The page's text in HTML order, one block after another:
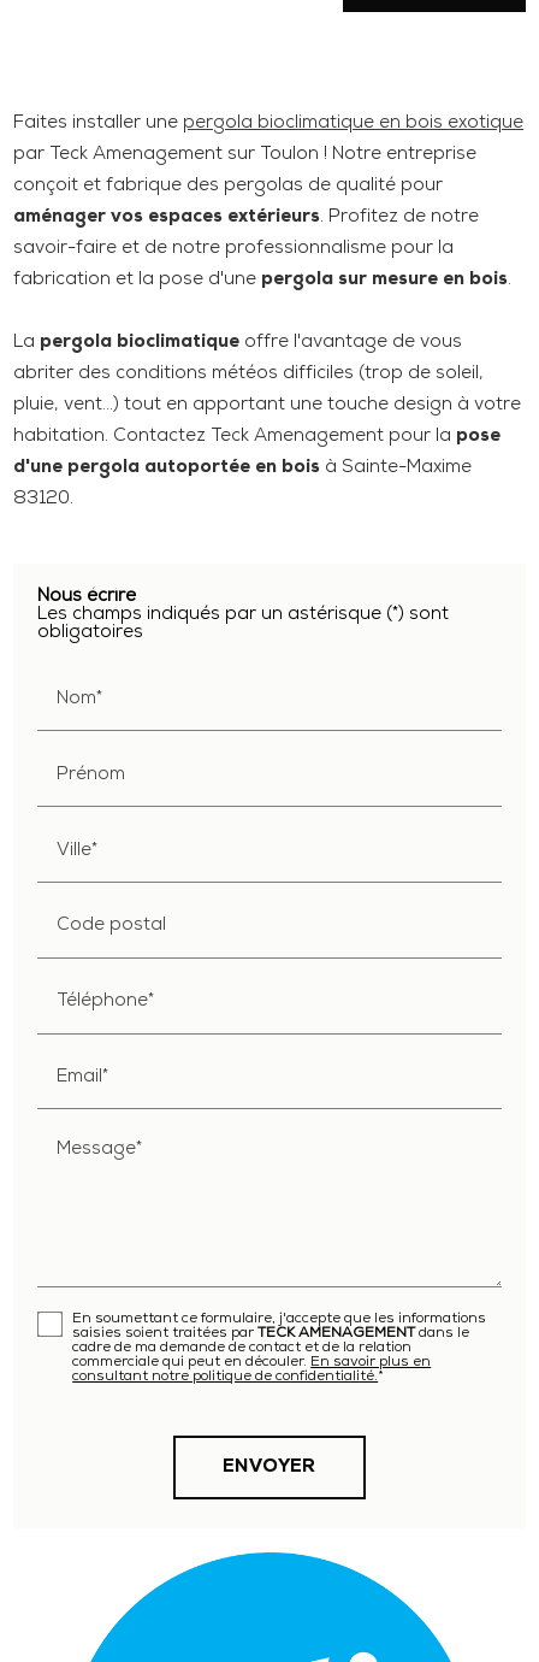
Faites installer une pergola bioclimatique en bois exotique
par Teck Amenagement sur Toulon ! Notre entreprise
conçoit et fabrique des pergolas de qualité pour
aménager vos espaces extérieurs. Profitez de notre
savoir-faire et de notre professionnalisme pour la
fabrication et la pose d'une pergola sur mesure en bois.
La pergola bioclimatique offre l'avantage de vous
abriter des conditions météos difficiles (trop de soleil,
pluie, vent...) tout en apportant une touche design à votre
habitation. Contactez Teck Amenagement pour la pose
d'une pergola autoportée en bois à Sainte-Maxime
83120.
Nous écrire
Les champs indiqués par un astérisque (*) sont
obligatoires
Nom*
Prénom
Ville*
Code postal
Téléphone*
Email*
Message*
En soumettant ce formulaire, j'accepte que les informations
saisies soient traitées par
TECK AMENAGEMENT
dans le
cadre de ma demande de contact et de la relation
commerciale qui peut en découler. En savoir plus en
consultant notre politique de confidentialité.*